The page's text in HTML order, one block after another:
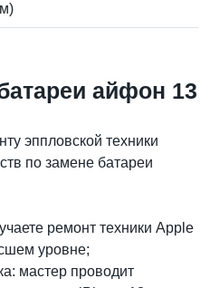
айфон 13
эппловской техники
по замене батареи
ремонт техники Apple
уровне;
мастер проводит